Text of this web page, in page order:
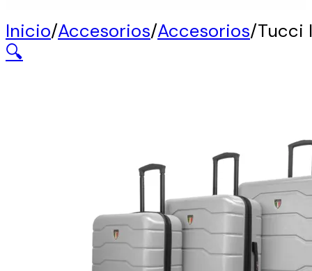
Inicio/Accesorios/Accesorios/Tucci
🔍